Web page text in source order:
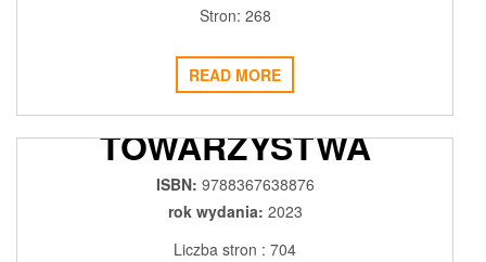
Stron: 268
READ MORE
PODRĘCZNIK
POLSKIEGO
TOWARZYSTWA
KARDIOLOGICZNEGO
WYDANIE II
2023-11-22 ADMIN3992
ISBN: 9788367638876
rok wydania: 2023
Liczba stron : 704